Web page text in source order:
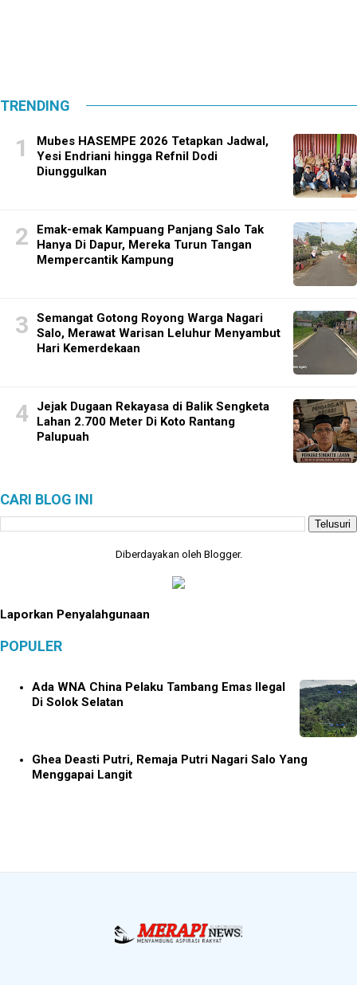
TRENDING
Mubes HASEMPE 2026 Tetapkan Jadwal,
Yesi Endriani hingga Refnil Dodi
Diunggulkan
Emak-emak Kampuang Panjang Salo Tak
Hanya Di Dapur, Mereka Turun Tangan
Mempercantik Kampung
Semangat Gotong Royong Warga Nagari
Salo, Merawat Warisan Leluhur Menyambut
Hari Kemerdekaan
Jejak Dugaan Rekayasa di Balik Sengketa
Lahan 2.700 Meter Di Koto Rantang
Palupuah
CARI BLOG INI
Diberdayakan oleh Blogger.
Laporkan Penyalahgunaan
POPULER
Ada WNA China Pelaku Tambang Emas Ilegal
Di Solok Selatan
Ghea Deasti Putri, Remaja Putri Nagari Salo Yang
Menggapai Langit